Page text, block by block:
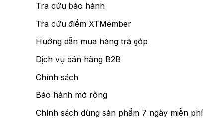
Tra cứu bảo hành
Tra cứu điểm XTMember
Hướng dẫn mua hàng trả góp
Dịch vụ bán hàng B2B
Chính sách
Bảo hành mở rộng
Chính sách dùng sản phẩm 7 ngày miễn phí